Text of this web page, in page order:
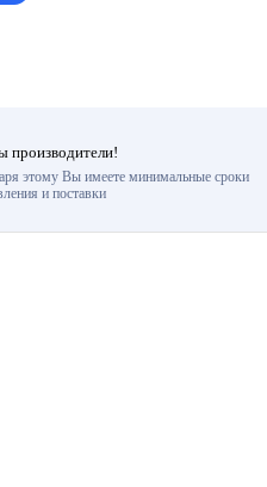
производители!
этому Вы имеете минимальные сроки
и поставки